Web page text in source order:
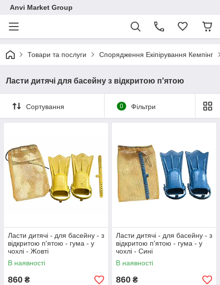
Anvi Market Group
Товари та послуги Спорядження Екіпірування Кемпінг
Ласти дитячі для басейну з відкритою п'ятою
Сортування 0 Фільтри
Ласти дитячі - для басейну - з
відкритою п'ятою - гума - у
чохлі - Жовті
В наявності
860 ₴
Ласти дитячі - для басейну - з
відкритою п'ятою - гума - у
чохлі - Сині
В наявності
860 ₴